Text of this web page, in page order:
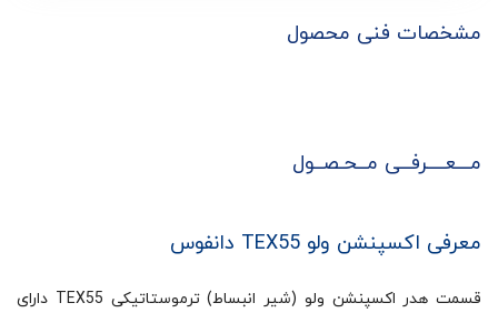
مشخصات فنی محصول
مـــعــــرفــی مــحـصــول
معرفی اکسپنشن ولو TEX55 دانفوس
قسمت هدر اکسپنشن ولو (شیر انبساط) ترموستاتیکی TEX55 دارای